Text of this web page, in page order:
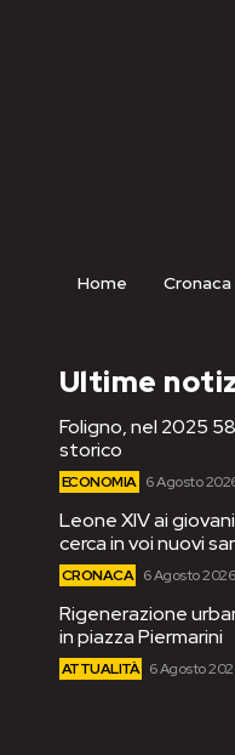
Home Cronaca
Ultime
Foligno, nel 2025
storico
ECONOMIA 6 Agosto
Leone XIV ai
cerca in voi nuovi
CRONACA 6 Agosto 2026
Rigenerazione
in piazza Piermarini
ATTUALITÀ 6 Agosto